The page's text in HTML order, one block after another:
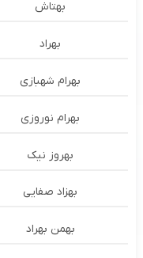
بهتاش
بهراد
بهرام شهبازی
بهرام نوروزی
بهروز نیک
بهزاد صفایی
بهمن بهراد